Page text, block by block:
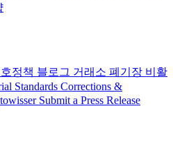
정책 블로그 거래소 폐기장 비활
Standards Corrections &
Submit a Press Release